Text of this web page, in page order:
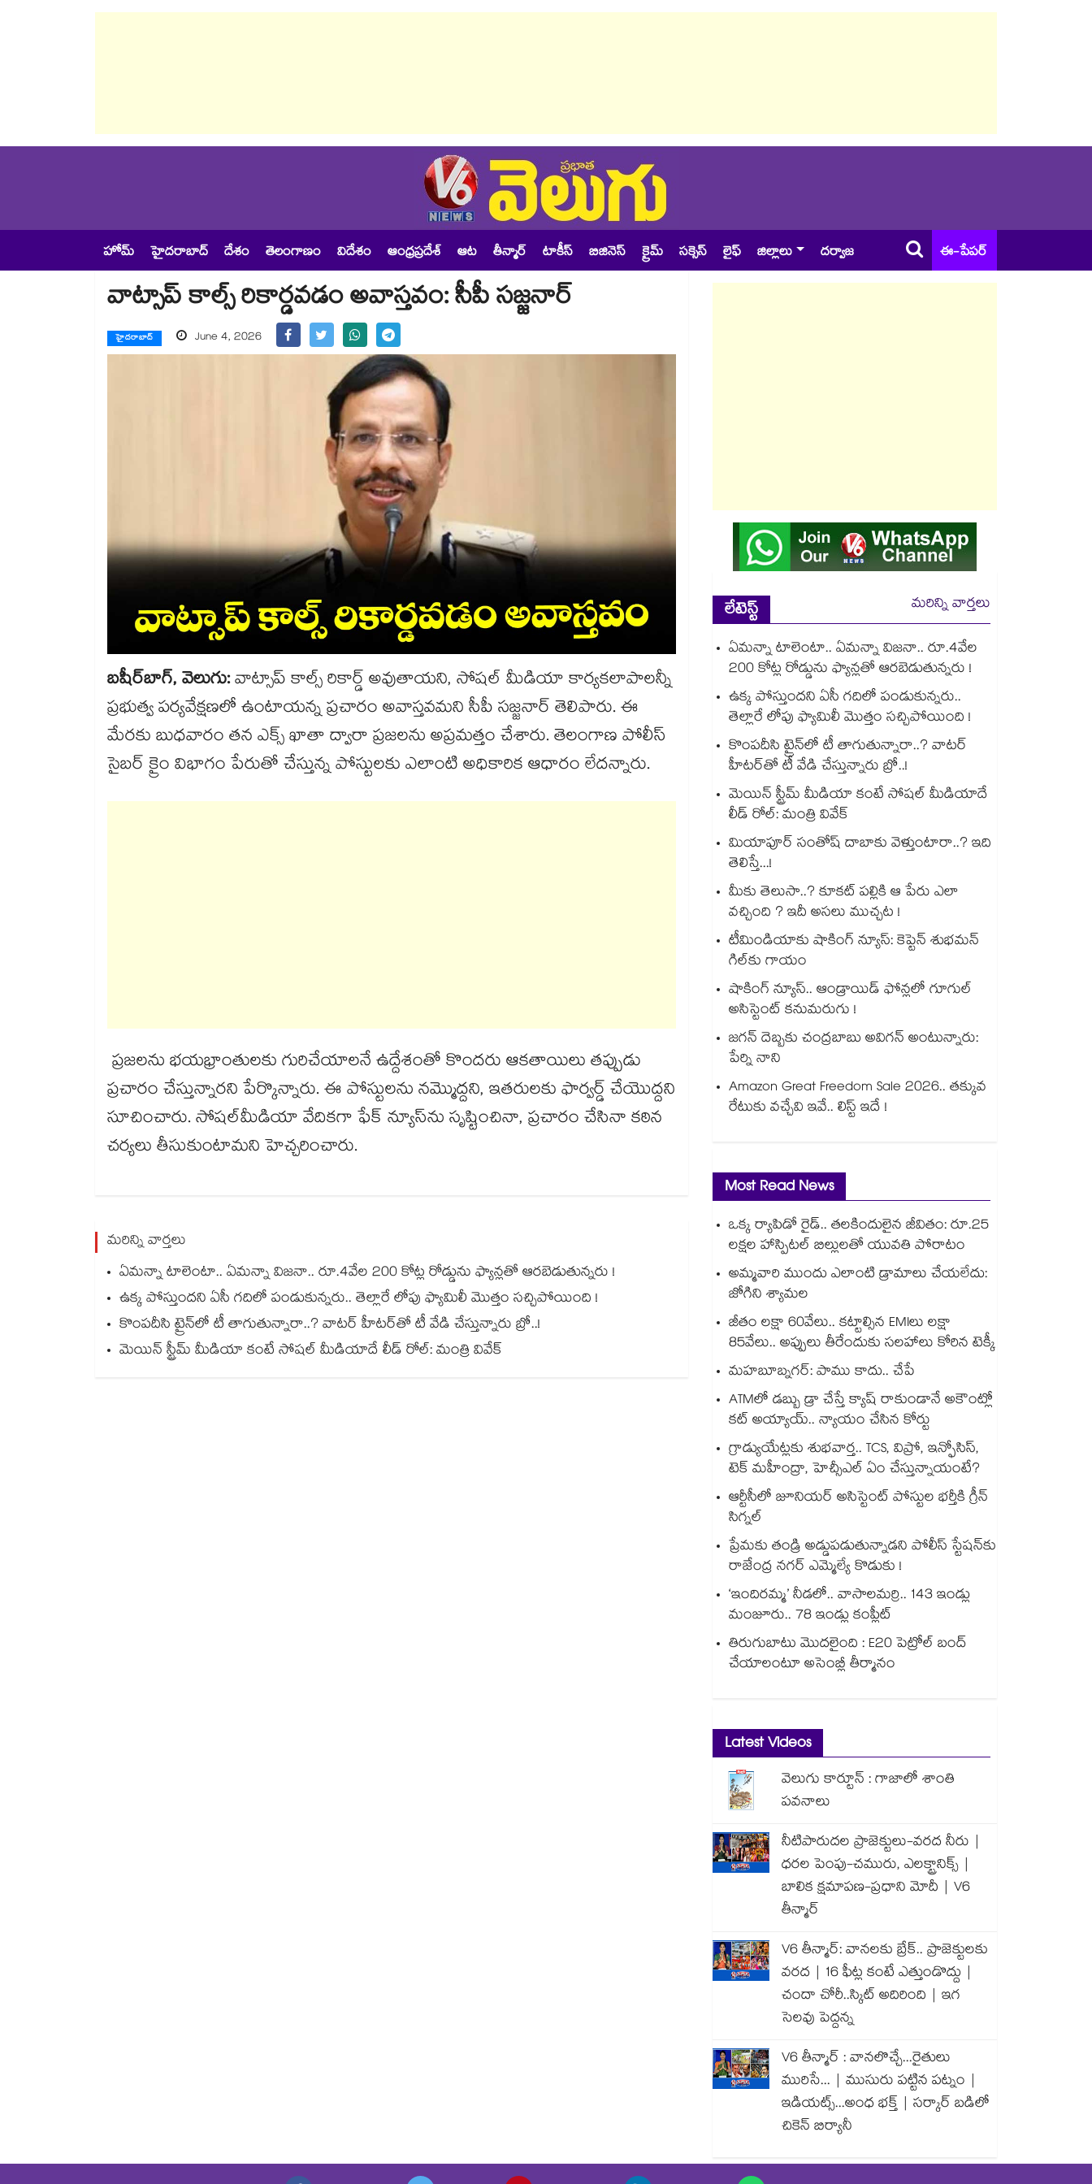
హోమ్ హైదరాబాద్ దేశం తెలంగాణం విదేశం ఆంధ్రప్రదేశ్ ఆట తీన్మార్ టాకీస్ బిజినెస్ క్రైమ్ సక్సెస్ లైఫ్ జిల్లాలు దర్వాజ ఈ-పేపర్
వాట్సాప్ కాల్స్ రికార్డవడం అవాస్తవం: సీపీ సజ్జనార్
హైదరాబాద్ June 4, 2026
బషీర్‌‌‌‌‌‌‌‌బాగ్, వెలుగు:వాట్సాప్ కాల్స్ రికార్డ్ అవుతాయని, సోషల్ మీడియా కార్యకలాపాలన్నీ
ప్రభుత్వ పర్యవేక్షణలో ఉంటాయన్న ప్రచారం అవాస్తవమని సీపీ సజ్జనార్ తెలిపారు. ఈ
మేరకు బుధవారం తన ఎక్స్ ఖాతా ద్వారా ప్రజలను అప్రమత్తం చేశారు. తెలంగాణ పోలీస్
సైబర్ క్రైం విభాగం పేరుతో చేస్తున్న పోస్టులకు ఎలాంటి అధికారిక ఆధారం లేదన్నారు.
ప్రజలను భయభ్రాంతులకు గురిచేయాలనే ఉద్దేశంతో కొందరు ఆకతాయిలు తప్పుడు
ప్రచారం చేస్తున్నారని పేర్కొన్నారు. ఈ పోస్టులను నమ్మొద్దని, ఇతరులకు ఫార్వర్డ్ చేయొద్దని
సూచించారు. సోషల్​మీడియా వేదికగా ఫేక్ న్యూస్‌‌‌‌‌‌‌‌ను సృష్టించినా, ప్రచారం చేసినా కఠిన
చర్యలు తీసుకుంటామని హెచ్చరించారు.
మరిన్ని వార్తలు
ఏమన్నా టాలెంటా.. ఏమన్నా విజనా.. రూ.4వేల 200 కోట్ల రోడ్డును ఫ్యాన్లతో ఆరబెడుతున్నరు !
ఉక్క పోస్తుందని ఏసీ గదిలో పండుకున్నరు.. తెల్లారే లోపు ఫ్యామిలీ మొత్తం సచ్చిపోయింది !
కొంపదీసి ట్రైన్⁬లో టీ తాగుతున్నారా..? వాటర్ హీటర్⁭⁭తో టీ వేడి చేస్తున్నారు బ్రో..!
మెయిన్ స్ట్రీమ్ మీడియా కంటే సోషల్ మీడియాదే లీడ్ రోల్: మంత్రి వివేక్
లేటెస్ట్
మరిన్ని వార్తలు
ఏమన్నా టాలెంటా.. ఏమన్నా విజనా.. రూ.4వేల
200 కోట్ల రోడ్డును ఫ్యాన్లతో ఆరబెడుతున్నరు !
ఉక్క పోస్తుందని ఏసీ గదిలో పండుకున్నరు..
తెల్లారే లోపు ఫ్యామిలీ మొత్తం సచ్చిపోయింది !
కొంపదీసి ట్రైన్⁬లో టీ తాగుతున్నారా..? వాటర్
హీటర్⁭⁭తో టీ వేడి చేస్తున్నారు బ్రో..!
మెయిన్ స్ట్రీమ్ మీడియా కంటే సోషల్ మీడియాదే
లీడ్ రోల్: మంత్రి వివేక్
మియాపూర్ సంతోష్ దాబాకు వెళ్తుంటారా..? ఇది
తెలిస్తే...!
మీకు తెలుసా..? కూకట్ పల్లికి ఆ పేరు ఎలా
వచ్చింది ? ఇదీ అసలు ముచ్చట !
టీమిండియాకు షాకింగ్ న్యూస్: కెప్టెన్ శుభమన్
గిల్‎కు గాయం
షాకింగ్ న్యూస్.. ఆండ్రాయిడ్ ఫోన్లలో గూగుల్
అసిస్టెంట్ కనుమరుగు !
జగన్ దెబ్బకు చంద్రబాబు అవిగన్ అంటున్నారు:
పేర్ని నాని
Amazon Great Freedom Sale 2026.. తక్కువ
రేటుకు వచ్చేవి ఇవే.. లిస్ట్ ఇదే !
Most Read News
ఒక్క ర్యాపిడో రైడ్.. తలకిందులైన జీవితం: రూ.25
లక్షల హాస్పిటల్ బిల్లులతో యువతి పోరాటం
అమ్మవారి ముందు ఎలాంటి డ్రామాలు చేయలేదు:
జోగిని శ్యామల
జీతం లక్షా 60వేలు.. కట్టాల్సిన EMIలు లక్షా
85వేలు.. అప్పులు తీరేందుకు సలహాలు కోరిన టెక్కీ
మహబూబ్నగర్: పాము కాదు.. చేపే
ATMలో డబ్బు డ్రా చేస్తే క్యాష్ రాకుండానే అకౌంట్లో
కట్ అయ్యాయ్.. న్యాయం చేసిన కోర్టు
గ్రాడ్యుయేట్లకు శుభవార్త.. TCS, విప్రో, ఇన్ఫోసిస్,
టెక్ మహీంద్రా, హెచ్సీఎల్ ఏం చేస్తున్నాయంటే?
ఆర్టీసీలో జూనియర్ అసిస్టెంట్‌‌ పోస్టుల భర్తీకి గ్రీన్‌‌
సిగ్నల్
ప్రేమకు తండ్రి అడ్డుపడుతున్నాడని పోలీస్ స్టేషన్⁪కు
రాజేంద్ర నగర్ ఎమ్మెల్యే కొడుకు !
‘ఇందిరమ్మ’ నీడలో.. వాసాలమర్రి.. 143 ఇండ్లు
మంజూరు.. 78 ఇండ్లు కంప్లీట్
తిరుగుబాటు మొదలైంది : E20 పెట్రోల్ బంద్
చేయాలంటూ అసెంబ్లీ తీర్మానం
Latest Videos
వెలుగు కార్టూన్ : గాజాలో శాంతి
పవనాలు
నీటిపారుదల ప్రాజెక్టులు-వరద నీరు |
ధరల పెంపు-చమురు, ఎలక్ట్రానిక్స్ |
బాలిక క్షమాపణ-ప్రధాని మోదీ | V6
తీన్మార్
V6 తీన్మార్: వానలకు బ్రేక్.. ప్రాజెక్టులకు
వరద | 16 ఫీట్ల కంటే ఎత్తుండొద్దు |
చందా చోరీ..స్కిట్ అదిరింది | ఇగ
సెలవు పెద్దన్న
V6 తీన్మార్ : వానలొచ్చే...రైతులు
మురిసే... | ముసురు పట్టిన పట్నం |
ఇడియట్స్...అంధ భక్త్ | సర్కార్ బడిలో
చికెన్ బిర్యానీ